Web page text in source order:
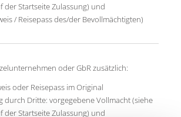
der Startseite Zulassung) und
/ Reisepass des/der Bevollmächtigten)
oder GbR zusätzlich:
oder Reisepass im Original
durch Dritte: vorgegebene Vollmacht (siehe
der Startseite Zulassung) und